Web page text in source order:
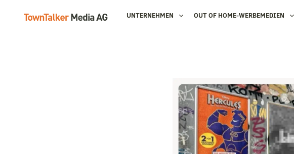
UNTERNEHMEN OUT OF HOME-WERBEMEDIEN